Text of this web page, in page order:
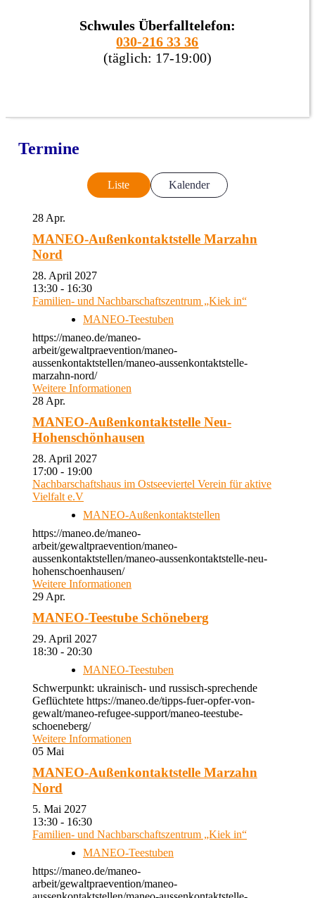
Schwules Überfalltelefon:
030-216 33 36
(täglich: 17-19:00)
Termine
Liste Kalender
28 Apr.
MANEO-Außenkontaktstelle Marzahn
Nord
28. April 2027
13:30 - 16:30
Familien- und Nachbarschaftszentrum „Kiek in“
MANEO-Teestuben
https://maneo.de/maneo-
arbeit/gewaltpraevention/maneo-
aussenkontaktstellen/maneo-aussenkontaktstelle-
marzahn-nord/
Weitere Informationen
28 Apr.
MANEO-Außenkontaktstelle Neu-
Hohenschönhausen
28. April 2027
17:00 - 19:00
Nachbarschaftshaus im Ostseeviertel Verein für aktive
Vielfalt e.V
MANEO-Außenkontaktstellen
https://maneo.de/maneo-
arbeit/gewaltpraevention/maneo-
aussenkontaktstellen/maneo-aussenkontaktstelle-neu-
hohenschoenhausen/
Weitere Informationen
29 Apr.
MANEO-Teestube Schöneberg
29. April 2027
18:30 - 20:30
MANEO-Teestuben
Schwerpunkt: ukrainisch- und russisch-sprechende
Geflüchtete https://maneo.de/tipps-fuer-opfer-von-
gewalt/maneo-refugee-support/maneo-teestube-
schoeneberg/
Weitere Informationen
05 Mai
MANEO-Außenkontaktstelle Marzahn
Nord
5. Mai 2027
13:30 - 16:30
Familien- und Nachbarschaftszentrum „Kiek in“
MANEO-Teestuben
https://maneo.de/maneo-
arbeit/gewaltpraevention/maneo-